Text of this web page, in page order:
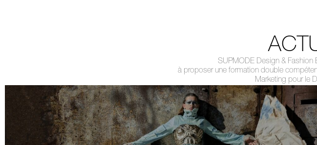
SUPMODE Design & Fashion
à proposer une formation double
Marketing pour le